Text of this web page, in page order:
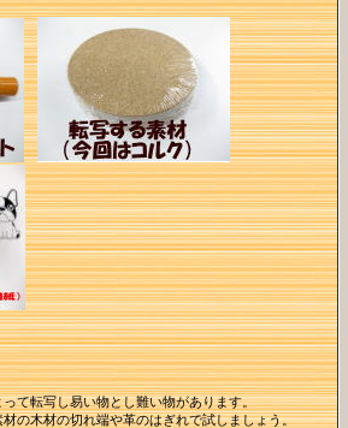
転写し易い物とし難い物があります。
材の切れ端や革のはぎれで試しましょう。